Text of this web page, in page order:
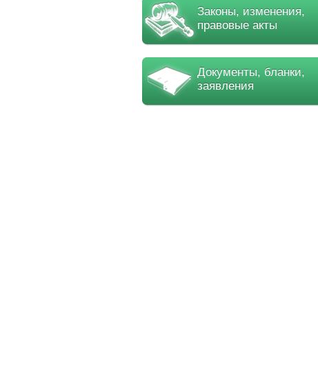
Законы, изменения,
правовые акты
Документы, бланки,
заявления